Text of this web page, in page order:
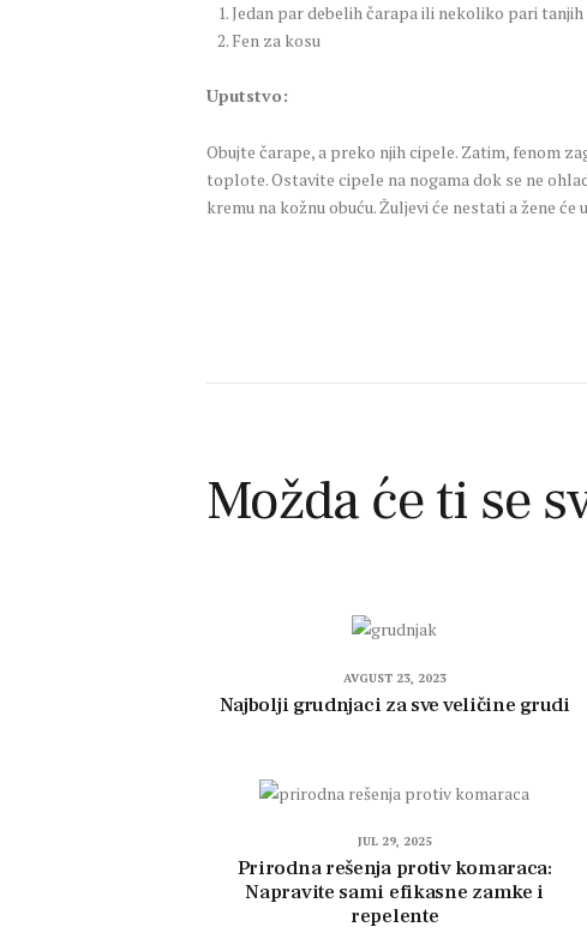
Jedan par debelih čarapa ili nekoliko pari tanjih
Fen za kosu
Uputstvo:
Obujte čarape, a preko njih cipele. Zatim, fenom
toplote. Ostavite cipele na nogama dok se ne
kremu na kožnu obuću. Žuljevi će nestati a žene
Možda će ti se
AVGUST 23, 2023
Najbolji grudnjaci za sve veličine grudi
JUL 29, 2025
Prirodna rešenja protiv komaraca:
Napravite sami efikasne zamke i
repelente